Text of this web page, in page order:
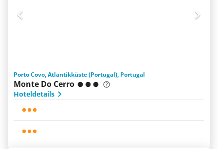
Porto Covo, Atlantikküste (Portugal), Portugal
Monte Do Cerro
Hoteldetails